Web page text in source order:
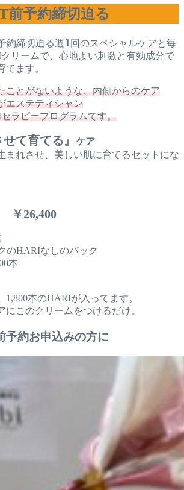
前予約締切迫る
週 1 回のスペシャルケアと毎
リームで、心地よい刺激と有効成分で
てます。
ことがないような、内側からのケア
エステティシャン
ラピープログラムです。
て育てる』
ケア
まれさせ、美しい肌に育てるセットにな
26,400
のHARIなしのパック
本
1,800本のHARIが入ってます。
にこのクリームをつけるだけ。
予約お申込みの方に